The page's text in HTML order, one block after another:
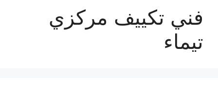
فني تكييف مركزي
تيماء